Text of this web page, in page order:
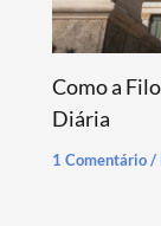
Como a
Diária
1 Comentário /